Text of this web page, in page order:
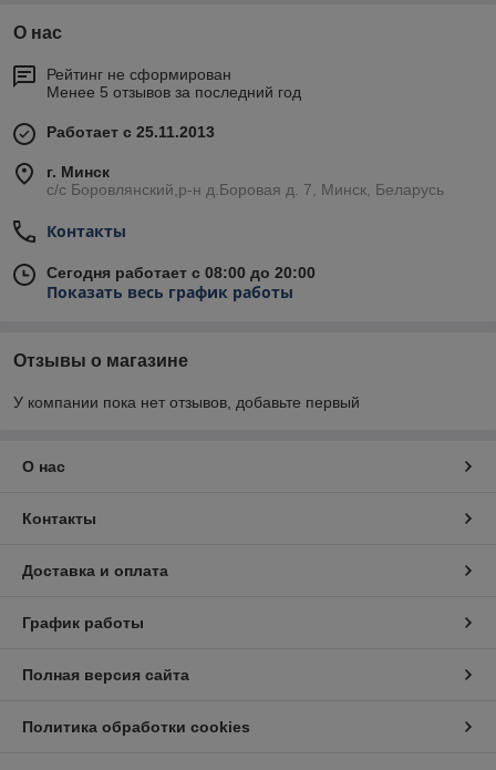
О нас
Рейтинг не сформирован
Менее 5 отзывов за последний год
Работает с 25.11.2013
г. Минск
с/с Боровлянский,р-н д.Боровая д. 7, Минск, Беларусь
Контакты
Сегодня работает с 08:00 до 20:00
Показать весь график работы
Отзывы о магазине
У компании пока нет отзывов, добавьте первый
О нас
Контакты
Доставка и оплата
График работы
Полная версия сайта
Политика обработки cookies